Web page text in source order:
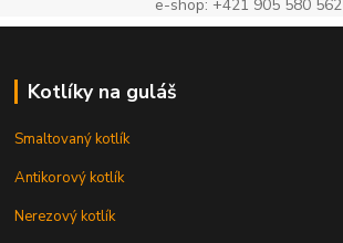
e-shop: +421 905 580 562
Kotlíky na guláš
Smaltovaný kotlík
Antikorový kotlík
Nerezový kotlík